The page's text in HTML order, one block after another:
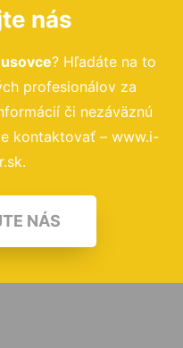
nás
? Hľadáte na to
profesionálov za
či nezáväznú
kontaktovať – www.i-
NÁS